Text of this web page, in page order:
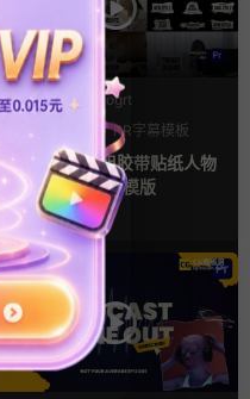
PR基本图形mogrt
PR基本图形
PR字幕模板
人物介绍
pr字幕模板 9组胶带贴纸人物
介绍角标动画PR模版
1天前